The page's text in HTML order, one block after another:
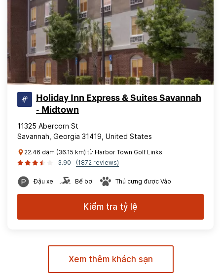
Holiday Inn Express & Suites Savannah
- Midtown
11325 Abercorn St
Savannah, Georgia 31419, United States
22.46 dặm (36.15 km) từ Harbor Town Golf Links
3.90
(1872 reviews)
Đậu xe Bể bơi Thú cưng được Vào
Kiểm tra tỷ lệ
Xem thêm khách sạn